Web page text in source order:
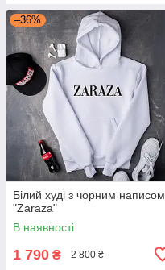
–36%
Білий худі з чорним написом
"Zaraza"
В наявності
1 790 ₴ 2 800 ₴